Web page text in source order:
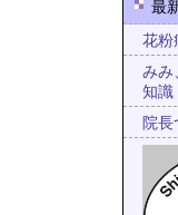
最
花粉
みみ
知識
院